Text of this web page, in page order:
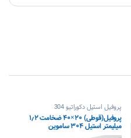
پروفیل استیل دکوراتیو 304
پروفیل(قوطی) ۲۰×۴۰ ضخامت ۱٫۲
میلیمتر استیل ۳۰۴ ساموین